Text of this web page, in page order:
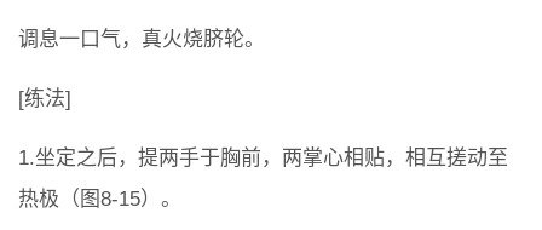
调息一口气，真火烧脐轮。
[练法]
1.坐定之后，提两手于胸前，两掌心相贴，相互搓动至
热极（图8-15）。